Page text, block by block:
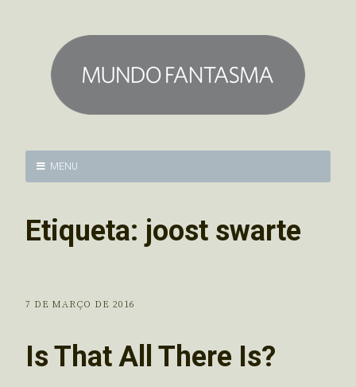
MENU
Etiqueta: joost swarte
7 DE MARÇO DE 2016
Is That All There Is?